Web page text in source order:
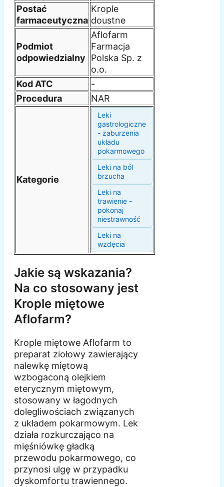
Postać
farmaceutyczna
Krople
doustne
Podmiot
odpowiedzialny
Aflofarm
Farmacja
Polska Sp. z
o.o.
Kod ATC
-
Procedura
NAR
Kategorie
Leki
gastrologiczne
- zaburzenia
układu
pokarmowego
Leki na ból
brzucha
Leki na
trawienie -
pokonaj
niestrawność
Leki na
wzdęcia
Jakie są wskazania?
Na co stosowany jest
Krople miętowe
Aflofarm?
Krople miętowe Aflofarm to
preparat ziołowy zawierający
nalewkę miętową
wzbogaconą olejkiem
eterycznym miętowym,
stosowany w łagodnych
dolegliwościach związanych
z układem pokarmowym. Lek
działa rozkurczająco na
mięśniówkę gładką
przewodu pokarmowego, co
przynosi ulgę w przypadku
dyskomfortu trawiennego.